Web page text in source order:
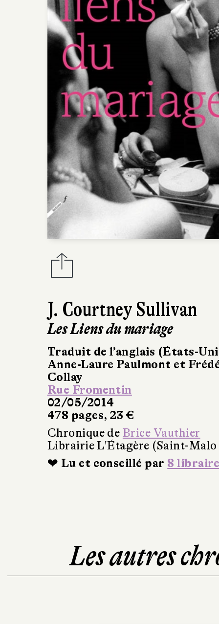
J. Courtney Sullivan
Les Liens du mariage
Traduit de l’anglais (États-
Anne-Laure Paulmont et
Collay
Rue Fromentin
02/05/2014
478 pages, 23 €
Chronique de Brice Vauthier
Librairie L'Étagère (Saint-Malo
❤ Lu et conseillé par 8
Les autres